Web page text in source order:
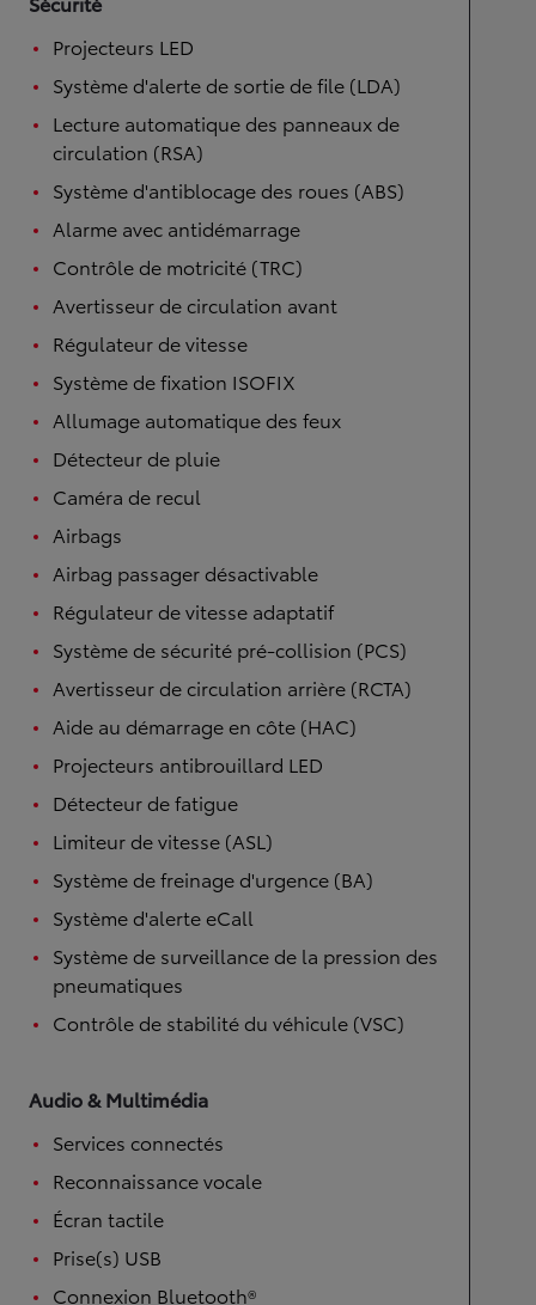
Sécurité
Projecteurs LED
Système d'alerte de sortie de file (LDA)
Lecture automatique des panneaux de
circulation (RSA)
Système d'antiblocage des roues (ABS)
Alarme avec antidémarrage
Contrôle de motricité (TRC)
Avertisseur de circulation avant
Régulateur de vitesse
Système de fixation ISOFIX
Allumage automatique des feux
Détecteur de pluie
Caméra de recul
Airbags
Airbag passager désactivable
Régulateur de vitesse adaptatif
Système de sécurité pré-collision (PCS)
Avertisseur de circulation arrière (RCTA)
Aide au démarrage en côte (HAC)
Projecteurs antibrouillard LED
Détecteur de fatigue
Limiteur de vitesse (ASL)
Système de freinage d'urgence (BA)
Système d'alerte eCall
Système de surveillance de la pression des
pneumatiques
Contrôle de stabilité du véhicule (VSC)
Audio & Multimédia
Services connectés
Reconnaissance vocale
Écran tactile
Prise(s) USB